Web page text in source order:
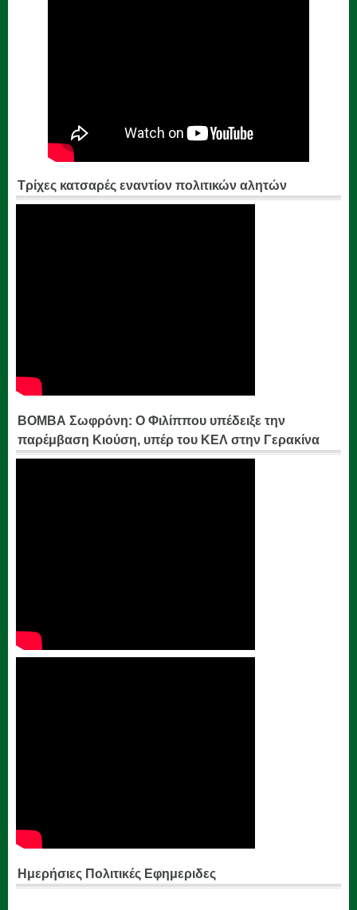
Τρίχες κατσαρές εναντίον πολιτικών αλητών
ΒΟΜΒΑ Σωφρόνη: Ο Φιλίππου υπέδειξε την
παρέμβαση Κιούση, υπέρ του ΚΕΛ στην Γερακίνα
Ημερήσιες Πολιτικές Εφημεριδες